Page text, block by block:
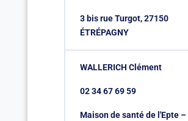
3 bis rue Turgot, 27150
ÉTRÉPAGNY
WALLERICH Clément
02 34 67 69 59
Maison de santé de l'Epte –